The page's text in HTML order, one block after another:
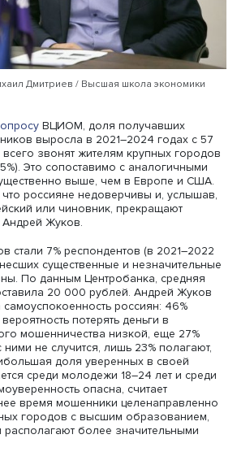
Дмитриев / Высшая школа
опросуВЦИОМ, доля получавших
выросла в 2021–2024
всего звонят жителям крупных
(85%). Это сопоставимо с
существенно выше, чем в Европе
что россияне недоверчивы и,
или чиновник, прекращают
Андрей Жуков.